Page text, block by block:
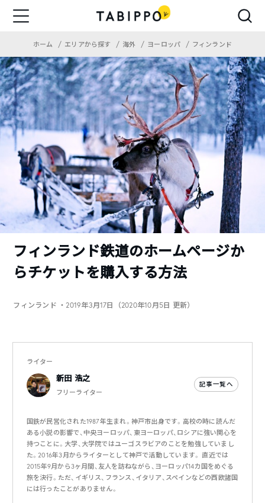
ホーム エリアから探す 海外 ヨーロッパ フィンランド
フィンランド鉄道のホームページか
らチケットを購入する方法
フィンランド ・2019年3月17日（2020年10月5日 更新）
ライター
新田 浩之
フリーライター
記事一覧へ
国鉄が民営化された1987年生まれ。神戸市出身です。高校の時に読んだ
ある小説の影響で、中央ヨーロッパ、東ヨーロッパ、ロシアに強い関心を
持つことに。大学、大学院ではユーゴスラビアのことを勉強していまし
た。2016年3月からライターとして神戸で活動しています。 直近では
2015年9月から3ヶ月間、友人を訪ねながら、ヨーロッパ14カ国をめぐる
旅を決行。ただ、イギリス、フランス、イタリア、スペインなどの西欧諸国
には行ったことがありません。